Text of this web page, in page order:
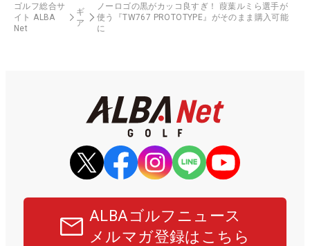
ゴルフ総合サ
イト ALBA
Net
ギ
ア
ノーロゴの黒がカッコ良すぎ！ 葭葉ルミら選手が
使う『TW767 PROTOTYPE』がそのまま購入可能
に
ALBAゴルフニュース
メルマガ登録はこちら